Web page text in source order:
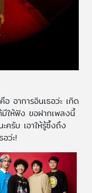
อาการอินเธอว่ะ เกิด
มีให้ฟัง ขอฝากเพลงนี้
ครับ เอาให้รู้ซึ้งถึง
ว่ะ!